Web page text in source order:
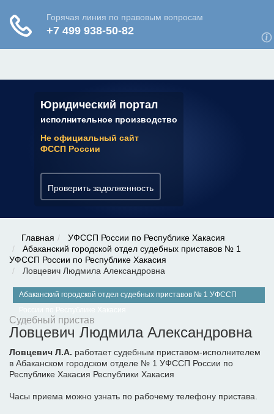
Юридический портал
исполнительное производство
Не официальный сайт
ФССП России
Проверить задолженность
✆ 7 (800) 350-22-64
Главная
УФССП России по Республике Хакасия
Абаканский городской отдел судебных приставов № 1
УФССП России по Республике Хакасия
Ловцевич Людмила Александровна
Абаканский городской отдел судебных приставов № 1 УФССП
Судебный пристав
Ловцевич Людмила Александровна
Ловцевич Л.А. работает судебным приставом-исполнителем
в Абаканском городском отделе № 1 УФССП России по
Республике Хакасия Республики Хакасия
Часы приема можно узнать по рабочему телефону пристава.